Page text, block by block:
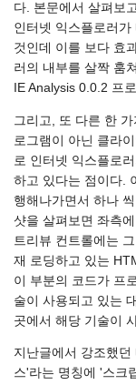
다. 본문에서 살펴보
인터넷 익스플로러
것인데 이를 보다 효
러의 내부를 살짝 훔
IE Analysis 0.0.2 프
그리고, 또 다른 한
로그램이 아닌 클라
로 인터넷 익스플로
하고 있다는 점이다.
행해나가면서 하나
샷을 살펴보면 좌측
트리뷰 컨트롤에는
재 로딩하고 있는
이 부분의 코드가 프
술이 사용되고 있는
곳에서 해당 기술이
지난글에서 강조했던
스'라는 명칭에 '스크